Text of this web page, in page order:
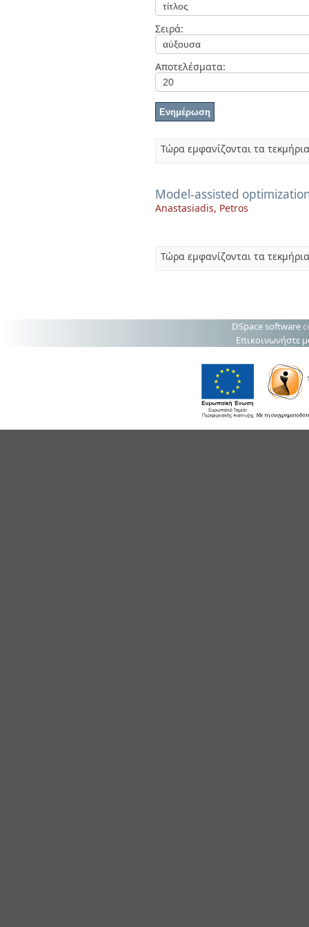
Σειρά:
Αποτελέσματα:
Τώρα εμφανίζονται τα
Model-assisted
Anastasiadis, Petros
Τώρα εμφανίζονται τα
DSpace software
Επικοινωνήστε